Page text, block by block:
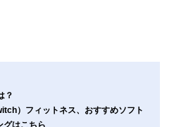
？
）フィットネス、おすすめソフト
グはこちら